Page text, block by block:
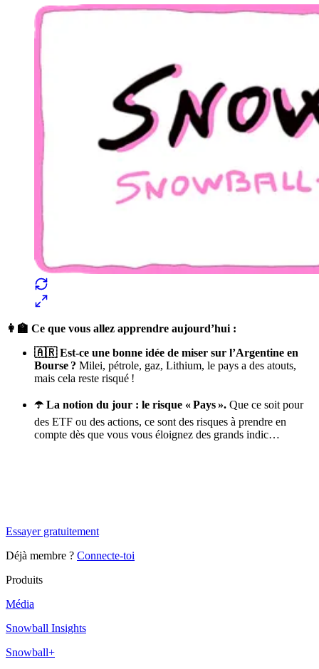
👩‍🏫 Ce que vous allez apprendre aujourd’hui :
🇦🇷 Est-ce une bonne idée de miser sur l’Argentine en
Bourse ? Milei, pétrole, gaz, Lithium, le pays a des atouts,
mais cela reste risqué !
☂️ La notion du jour : le risque « Pays ». Que ce soit pour
des ETF ou des actions, ce sont des risques à prendre en
compte dès que vous vous éloignez des grands indic…
Essayer gratuitement
Déjà membre ? Connecte-toi
Produits
Média
Snowball Insights
Snowball+